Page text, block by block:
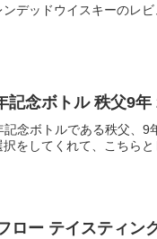
デッドウイスキーのレ
記念ボトル 秩父9
念ボトルである秩父、9
をしてくれて、こちら
ロー テイスティン